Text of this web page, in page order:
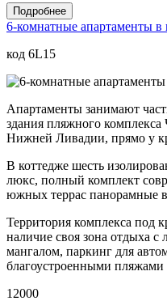
Подробнее
6-комнатные апартаменты в
код 6L15
Апартаменты занимают
здания пляжного
Нижней Ливадии, прямо у
В коттедже шесть
люкс, полный комплект
южных террас панорамные
Территория комплекса под
наличие своя зона отдыха
мангалом, паркинг для
благоустроенными
12000